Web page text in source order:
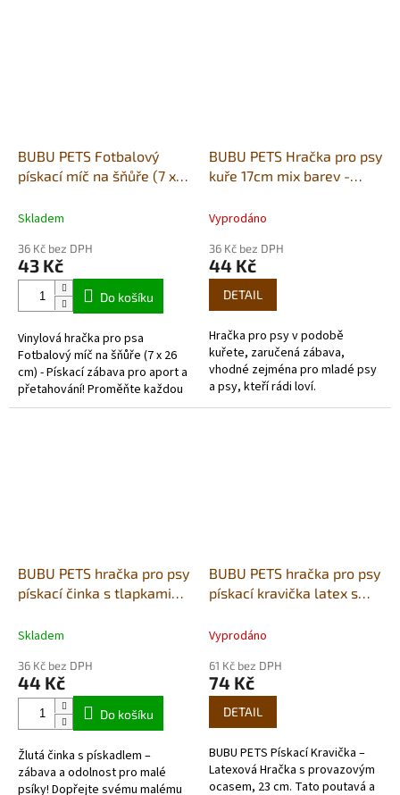
BUBU PETS Fotbalový
pískací míč na šňůře (7 x
Skladem
36 Kč bez DPH
43 Kč
Do košíku
Vinylová hračka pro psa
Fotbalový míč na šňůře (7 x 26
cm) - Pískací zábava pro aport a
přetahování! Proměňte každou
hru v gólovou radost s touto
BUBU PETS Hračka pro psy
kuře 17cm mix barev -
Vyprodáno
36 Kč bez DPH
44 Kč
DETAIL
Hračka pro psy v podobě
kuřete, zaručená zábava,
vhodné zejména pro mladé psy
a psy, kteří rádi loví.
BUBU PETS hračka pro psy
pískací činka s tlapkami
Skladem
36 Kč bez DPH
44 Kč
Do košíku
Žlutá činka s pískadlem –
zábava a odolnost pro malé
psíky! Dopřejte svému malému
BUBU PETS hračka pro psy
pískací kravička latex s
Vyprodáno
61 Kč bez DPH
74 Kč
DETAIL
BUBU PETS Pískací Kravička –
Latexová Hračka s provazovým
ocasem, 23 cm. Tato poutavá a